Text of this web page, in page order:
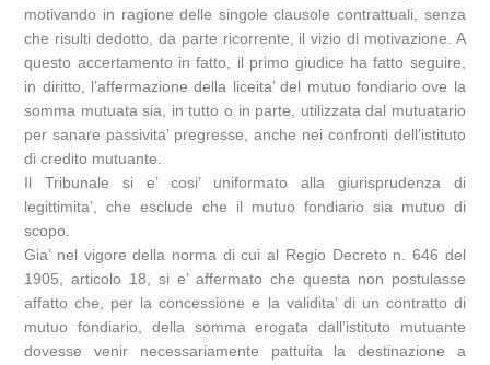
motivando in ragione delle singole clausole contrattuali, senza
che risulti dedotto, da parte ricorrente, il vizio di motivazione. A
questo accertamento in fatto, il primo giudice ha fatto seguire,
in diritto, l’affermazione della liceita’ del mutuo fondiario ove la
somma mutuata sia, in tutto o in parte, utilizzata dal mutuatario
per sanare passivita’ pregresse, anche nei confronti dell’istituto
di credito mutuante.
Il Tribunale si e’ cosi’ uniformato alla giurisprudenza di
legittimita’, che esclude che il mutuo fondiario sia mutuo di
scopo.
Gia’ nel vigore della norma di cui al Regio Decreto n. 646 del
1905, articolo 18, si e’ affermato che questa non postulasse
affatto che, per la concessione e la validita’ di un contratto di
mutuo fondiario, della somma erogata dall’istituto mutuante
dovesse venir necessariamente pattuita la destinazione a